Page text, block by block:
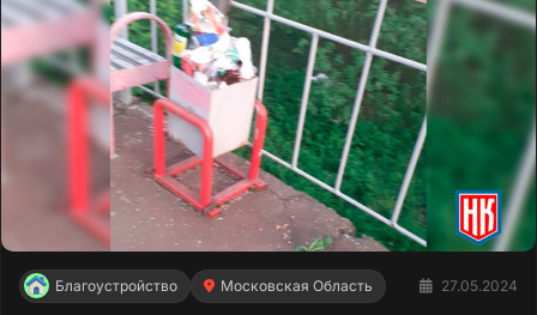
Благоустройство Московская Область 27.05.2024